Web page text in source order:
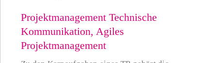
Projektmanagement Technische
Kommunikation, Agiles
Projektmanagement